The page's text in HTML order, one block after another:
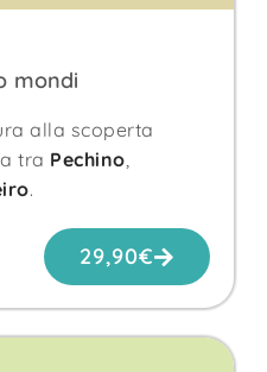
mondi
alla scoperta
tra Pechino,
.
29,90€